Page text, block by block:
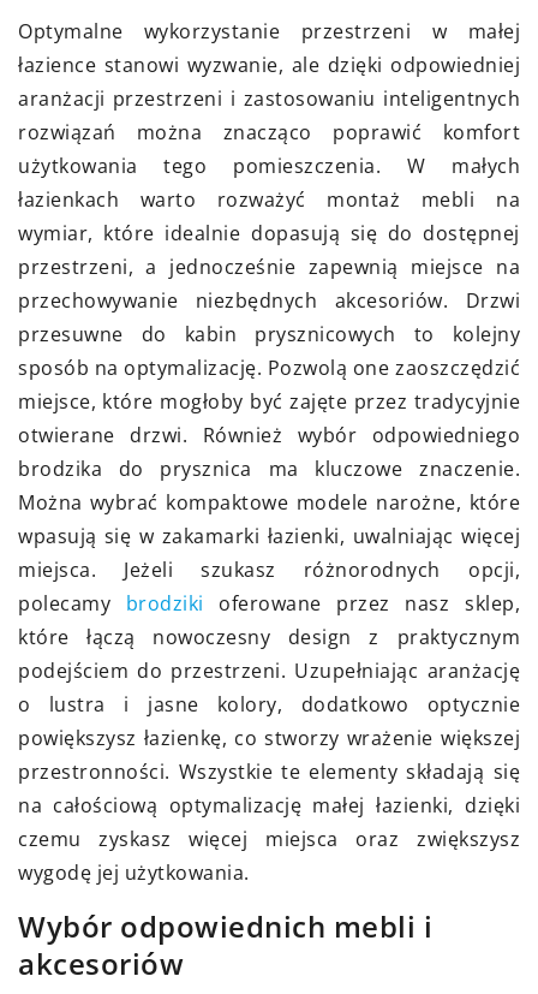
Optymalne wykorzystanie przestrzeni w małej
łazience stanowi wyzwanie, ale dzięki odpowiedniej
aranżacji przestrzeni i zastosowaniu inteligentnych
rozwiązań można znacząco poprawić komfort
użytkowania tego pomieszczenia. W małych
łazienkach warto rozważyć montaż mebli na
wymiar, które idealnie dopasują się do dostępnej
przestrzeni, a jednocześnie zapewnią miejsce na
przechowywanie niezbędnych akcesoriów. Drzwi
przesuwne do kabin prysznicowych to kolejny
sposób na optymalizację. Pozwolą one zaoszczędzić
miejsce, które mogłoby być zajęte przez tradycyjnie
otwierane drzwi. Również wybór odpowiedniego
brodzika do prysznica ma kluczowe znaczenie.
Można wybrać kompaktowe modele narożne, które
wpasują się w zakamarki łazienki, uwalniając więcej
miejsca. Jeżeli szukasz różnorodnych opcji,
polecamy brodziki oferowane przez nasz sklep,
które łączą nowoczesny design z praktycznym
podejściem do przestrzeni. Uzupełniając aranżację
o lustra i jasne kolory, dodatkowo optycznie
powiększysz łazienkę, co stworzy wrażenie większej
przestronności. Wszystkie te elementy składają się
na całościową optymalizację małej łazienki, dzięki
czemu zyskasz więcej miejsca oraz zwiększysz
wygodę jej użytkowania.
Wybór odpowiednich mebli i
akcesoriów